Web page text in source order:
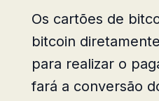
Os cartões de
bitcoin
para realizar o
fará a conversão